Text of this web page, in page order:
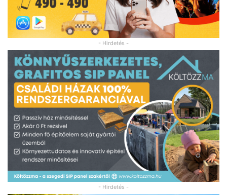
- Hirdetés -
- Hirdetés -